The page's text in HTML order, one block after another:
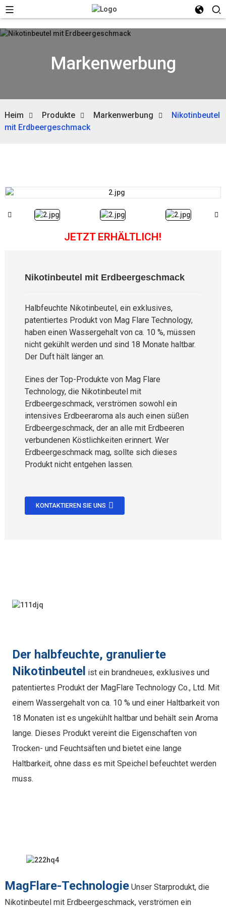
Markenwerbung
Heim Produkte Markenwerbung
Nikotinbeutel
mit Erdbeergeschmack
JETZT ERHÄLTLICH!
Nikotinbeutel mit Erdbeergeschmack
Halbfeuchte Nikotinbeutel, ein exklusives,
patentiertes Produkt von Mag Flare Technology,
haben einen Wassergehalt von ca. 10 %, müssen
nicht gekühlt werden und sind 18 Monate haltbar.
Der Duft hält länger an.
Eines der Top-Produkte von Mag Flare
Technology, die Nikotinbeutel mit
Erdbeergeschmack, verströmen sowohl ein
intensives Erdbeeraroma als auch einen süßen
Erdbeergeschmack, der an alle mit Erdbeeren
verbundenen Köstlichkeiten erinnert. Wer
Erdbeergeschmack mag, sollte sich dieses
Produkt nicht entgehen lassen.
KONTAKTIEREN SIE UNS
Der halbfeuchte, granulierte
Nikotinbeutel ist ein brandneues, exklusives und
patentiertes Produkt der MagFlare Technology Co., Ltd. Mit
einem Wassergehalt von ca. 10 % und einer Haltbarkeit von
18 Monaten ist es ungekühlt haltbar und behält sein Aroma
lange. Dieses Produkt vereint die Eigenschaften von
Trocken- und Feuchtsäften und bietet eine lange
Haltbarkeit, ohne dass es mit Speichel befeuchtet werden
muss.
MagFlare-TechnologieUnser Starprodukt, die
Nikotinbeutel mit Erdbeergeschmack, verströmen ein